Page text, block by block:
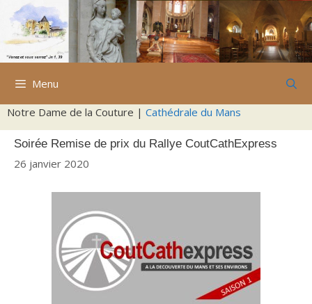
Aller
contenu
Menu
Notre Dame de la Couture | Cathédrale du Mans
Soirée Remise de prix du Rallye CoutCathExpress
26 janvier 2020